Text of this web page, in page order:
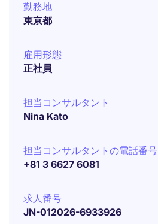
勤務地
東京都
雇用形態
正社員
担当コンサルタント
Nina Kato
担当コンサルタントの電話番号
+81 3 6627 6081
求人番号
JN-012026-6933926